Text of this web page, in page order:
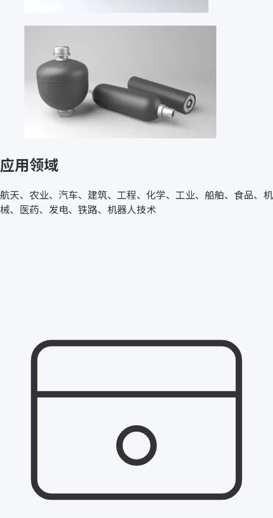
应用领域
航天、农业、汽车、建筑、工程、化学、工业、船舶、食品、机
械、医药、发电、铁路、机器人技术